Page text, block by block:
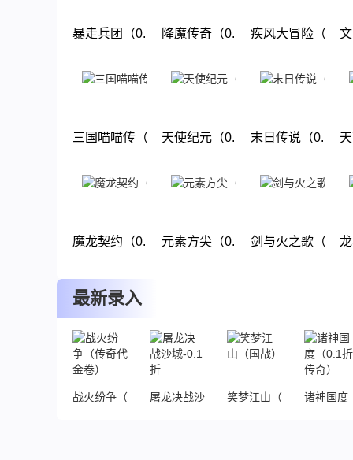
暴走兵团（0.1折好礼）
下载
降魔传奇（0.1折狂飙打金）
下载
疾风大冒险（0.1
下载
三国喵喵传（0.1折回合）
下载
天使纪元（0.1折过年大麦）
下载
末日传说（0.1折
下载
魔龙契约（0.1折）元素方尖（0.1折送万抽闹元宵）
剑与火之歌（0.1
最新录入
战火纷争（传奇代金卷）屠龙决战沙城-0.1折笑梦江山（国战）诸神国度